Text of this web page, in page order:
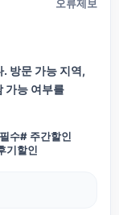
오류제보
방문 가능 지역,
가능 여부를
수# 주간할인
기할인